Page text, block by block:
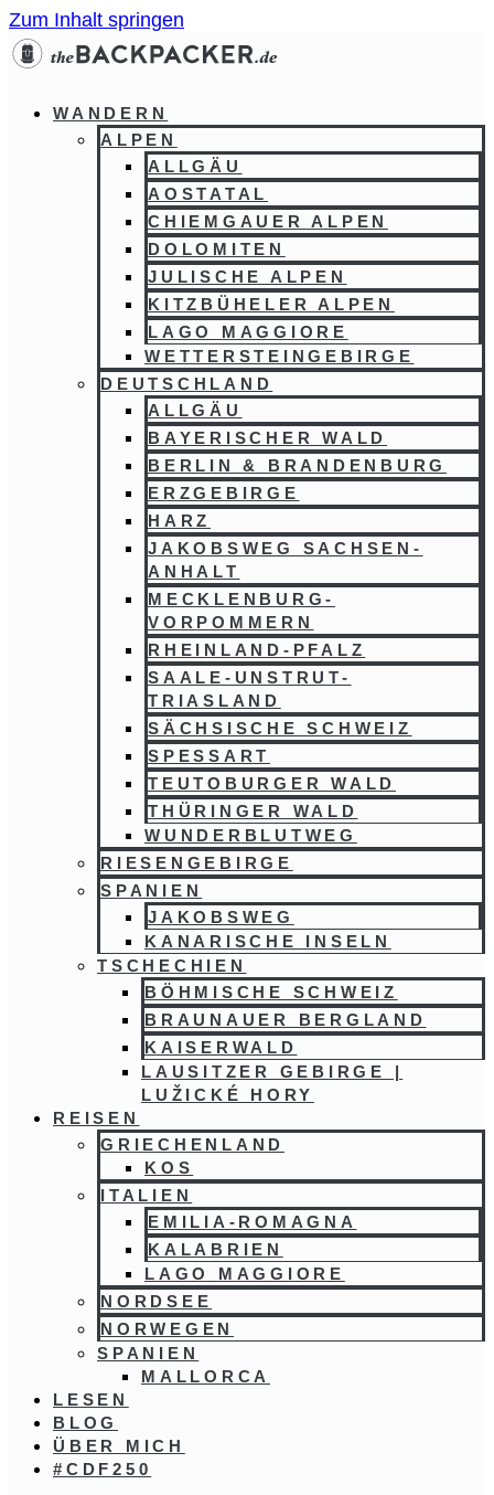
Zum Inhalt springen
WANDERN
ALPEN
ALLGÄU
AOSTATAL
CHIEMGAUER ALPEN
DOLOMITEN
JULISCHE ALPEN
KITZBÜHELER ALPEN
LAGO MAGGIORE
WETTERSTEINGEBIRGE
DEUTSCHLAND
ALLGÄU
BAYERISCHER WALD
BERLIN & BRANDENBURG
ERZGEBIRGE
HARZ
JAKOBSWEG SACHSEN-
ANHALT
MECKLENBURG-
VORPOMMERN
RHEINLAND-PFALZ
SAALE-UNSTRUT-
TRIASLAND
SÄCHSISCHE SCHWEIZ
SPESSART
TEUTOBURGER WALD
THÜRINGER WALD
WUNDERBLUTWEG
RIESENGEBIRGE
SPANIEN
JAKOBSWEG
KANARISCHE INSELN
TSCHECHIEN
BÖHMISCHE SCHWEIZ
BRAUNAUER BERGLAND
KAISERWALD
LAUSITZER GEBIRGE |
LUŽICKÉ HORY
REISEN
GRIECHENLAND
KOS
ITALIEN
EMILIA-ROMAGNA
KALABRIEN
LAGO MAGGIORE
NORDSEE
NORWEGEN
SPANIEN
MALLORCA
LESEN
BLOG
ÜBER MICH
#CDF250